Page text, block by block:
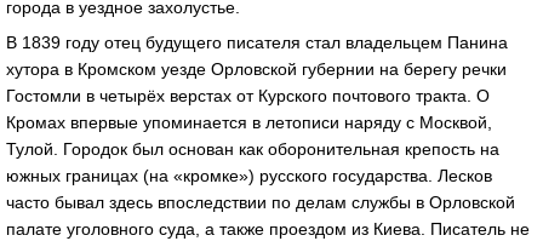
города в уездное захолустье.
В 1839 году отец будущего писателя стал владельцем Панина
хутора в Кромском уезде Орловской губернии на берегу речки
Гостомли в четырёх верстах от Курского почтового тракта. О
Кромах впервые упоминается в летописи наряду с Москвой,
Тулой. Городок был основан как оборонительная крепость на
южных границах (на «кромке») русского государства. Лесков
часто бывал здесь впоследствии по делам службы в Орловской
палате уголовного суда, а также проездом из Киева. Писатель не